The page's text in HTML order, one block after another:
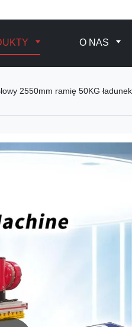
O NAS
2550mm ramię 50KG